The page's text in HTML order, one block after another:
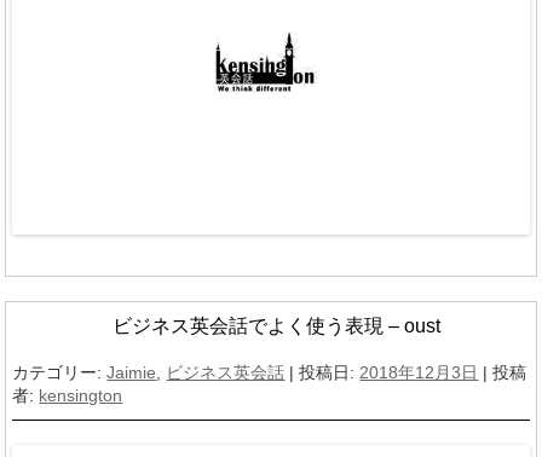
ビジネス英会話でよく使う表現 – oust
カテゴリー:Jaimie ビジネス英会話 | 投稿日: 2018年12月3日 |投稿
者: kensington